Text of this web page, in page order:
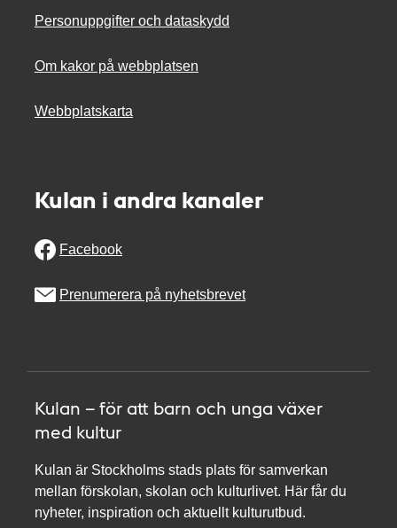
Personuppgifter och dataskydd
Om kakor på webbplatsen
Webbplatskarta
Kulan i andra kanaler
Facebook
Prenumerera på nyhetsbrevet
Kulan – för att barn och unga växer
med kultur
Kulan är Stockholms stads plats för samverkan
mellan förskolan, skolan och kulturlivet. Här får du
nyheter, inspiration och aktuellt kulturutbud.